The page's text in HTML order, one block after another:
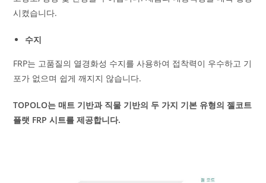
시켰습니다.
수지
FRP는 고품질의 열경화성 수지를 사용하여 접착력이 우수하고 기
포가 없으며 쉽게 깨지지 않습니다.
TOPOLO는 매트 기반과 직물 기반의 두 가지 기본 유형의 젤코트
플랫 FRP 시트를 제공합니다.